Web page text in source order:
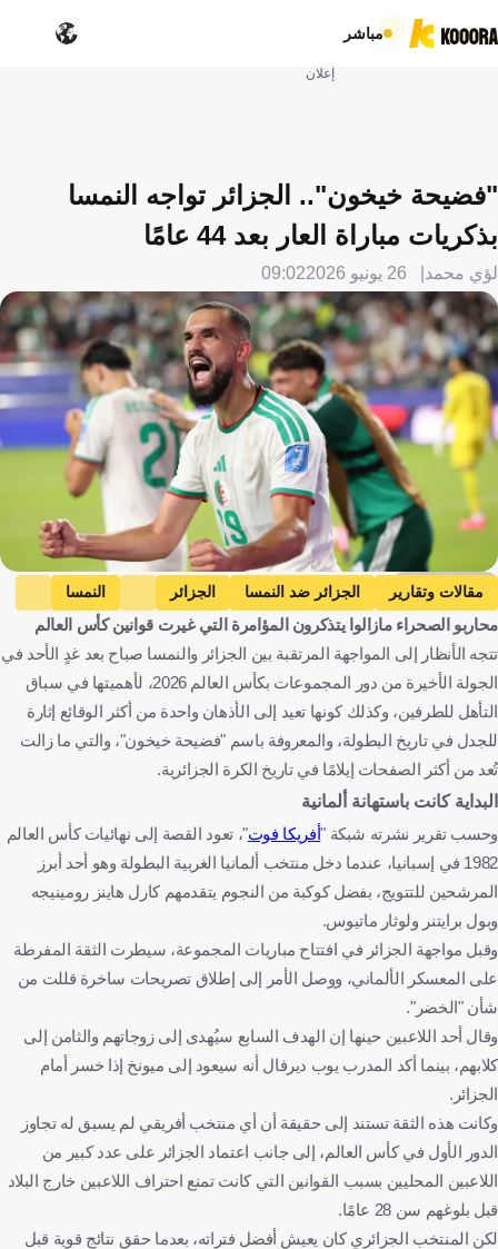
مباشر
إعلان
"فضيحة خيخون".. الجزائر تواجه النمسا
بذكريات مباراة العار بعد 44 عامًا
لؤي محمد 26 يونيو 2026 09:02
Getty Images
مقالات وتقارير الجزائر ضد النمسا الجزائر
النمسا
كأس العالم
الجزائر النمسا الولايات المتحدة كرة قدم
محاربو الصحراء مازالوا يتذكرون المؤامرة التي غيرت قوانين كأس العالم
تتجه الأنظار إلى المواجهة المرتقبة بين الجزائر والنمسا صباح بعد غدٍ الأحد في
الجولة الأخيرة من دور المجموعات بكأس العالم 2026، لأهميتها في سباق
التأهل للطرفين، وكذلك كونها تعيد إلى الأذهان واحدة من أكثر الوقائع إثارة
للجدل في تاريخ البطولة، والمعروفة باسم "فضيحة خيخون"، والتي ما زالت
تُعد من أكثر الصفحات إيلامًا في تاريخ الكرة الجزائرية.
البداية كانت باستهانة ألمانية
وحسب تقرير نشرته شبكة "أفريكا فوت"، تعود القصة إلى نهائيات كأس العالم
1982 في إسبانيا، عندما دخل منتخب ألمانيا الغربية البطولة وهو أحد أبرز
المرشحين للتتويج، بفضل كوكبة من النجوم يتقدمهم كارل هاينز رومينيجه
وبول برايتنر ولوثار ماتيوس.
وقبل مواجهة الجزائر في افتتاح مباريات المجموعة، سيطرت الثقة المفرطة
على المعسكر الألماني، ووصل الأمر إلى إطلاق تصريحات ساخرة قللت من
شأن "الخضر".
وقال أحد اللاعبين حينها إن الهدف السابع سيُهدى إلى زوجاتهم والثامن إلى
كلابهم، بينما أكد المدرب يوب ديرفال أنه سيعود إلى ميونخ إذا خسر أمام
الجزائر.
وكانت هذه الثقة تستند إلى حقيقة أن أي منتخب أفريقي لم يسبق له تجاوز
الدور الأول في كأس العالم، إلى جانب اعتماد الجزائر على عدد كبير من
اللاعبين المحليين بسبب القوانين التي كانت تمنع احتراف اللاعبين خارج البلاد
قبل بلوغهم سن 28 عامًا.
لكن المنتخب الجزائري كان يعيش أفضل فتراته، بعدما حقق نتائج قوية قبل